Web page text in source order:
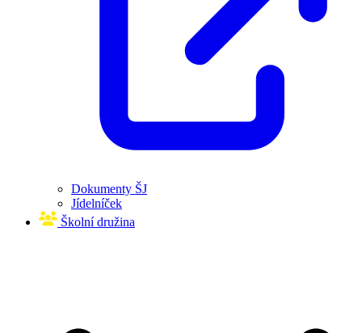
Dokumenty ŠJ
Jídelníček
Školní družina